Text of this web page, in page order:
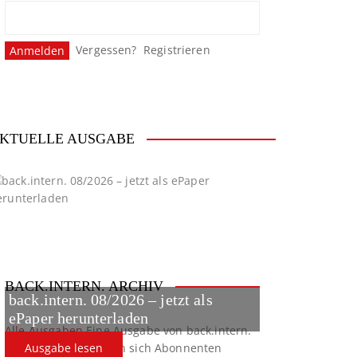
Vergessen? Registrieren
AUSGABE
back.intern. 08/2026 – jetzt als
ePaper herunterladen
Ausgabe lesen
BACK.INTERN. ARCHIV
Alle AusgabenEine Ausgabe von back.intern.
verpasst? Hier können sich Abonnenten